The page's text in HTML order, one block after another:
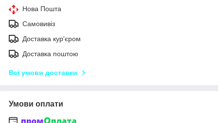
Нова Пошта
Самовивіз
Доставка кур'єром
Доставка поштою
Всі умови доставки
Умови оплати